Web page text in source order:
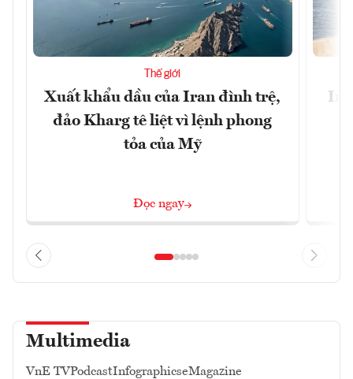
Thế giới
Xuất khẩu dầu của Iran đình trệ,
đảo Kharg tê liệt vì lệnh phong
tỏa của Mỹ
Đọc ngay
Multimedia
VnE TVPodcastInfographicseMagazine